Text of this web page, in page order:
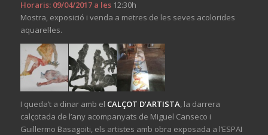
Horaris: 09/04/2017 a les12:30h
Mostra, exposició i venda a metres de les seves acolorides
aquarel·les.
I queda’t a dinar amb el CALÇOT D’ARTISTA, la darrera
calçotada de l’any acompanyats de Miguel Canseco i
Guillermo Basagoiti, els artistes amb obra exposada a l’ESPAI